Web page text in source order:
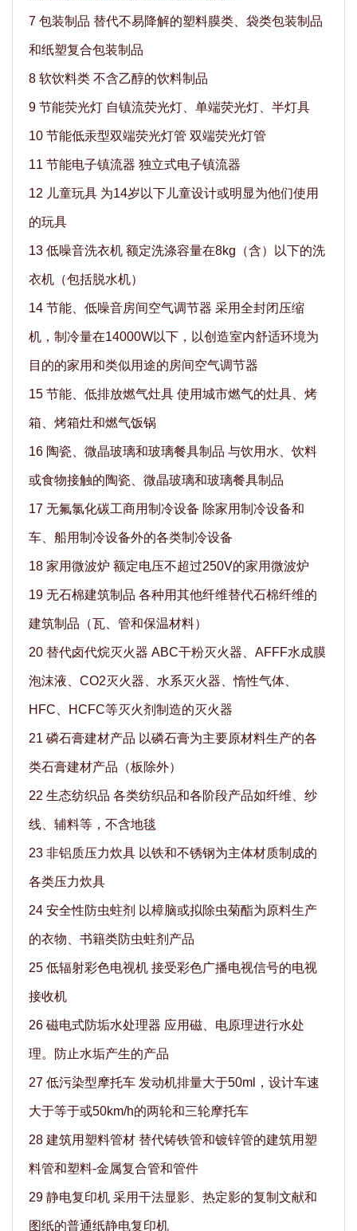
7 包装制品 替代不易降解的塑料膜类、袋类包装制品
和纸塑复合包装制品
8 软饮料类 不含乙醇的饮料制品
9 节能荧光灯 自镇流荧光灯、单端荧光灯、半灯具
10 节能低汞型双端荧光灯管 双端荧光灯管
11 节能电子镇流器 独立式电子镇流器
12 儿童玩具 为14岁以下儿童设计或明显为他们使用
的玩具
13 低噪音洗衣机 额定洗涤容量在8kg（含）以下的洗
衣机（包括脱水机）
14 节能、低噪音房间空气调节器 采用全封闭压缩
机，制冷量在14000W以下，以创造室内舒适环境为
目的的家用和类似用途的房间空气调节器
15 节能、低排放燃气灶具 使用城市燃气的灶具、烤
箱、烤箱灶和燃气饭锅
16 陶瓷、微晶玻璃和玻璃餐具制品 与饮用水、饮料
或食物接触的陶瓷、微晶玻璃和玻璃餐具制品
17 无氟氯化碳工商用制冷设备 除家用制冷设备和
车、船用制冷设备外的各类制冷设备
18 家用微波炉 额定电压不超过250V的家用微波炉
19 无石棉建筑制品 各种用其他纤维替代石棉纤维的
建筑制品（瓦、管和保温材料）
20 替代卤代烷灭火器 ABC干粉灭火器、AFFF水成膜
泡沫液、CO2灭火器、水系灭火器、惰性气体、
HFC、HCFC等灭火剂制造的灭火器
21 磷石膏建材产品 以磷石膏为主要原材料生产的各
类石膏建材产品（板除外）
22 生态纺织品 各类纺织品和各阶段产品如纤维、纱
线、辅料等，不含地毯
23 非铝质压力炊具 以铁和不锈钢为主体材质制成的
各类压力炊具
24 安全性防虫蛀剂 以樟脑或拟除虫菊酯为原料生产
的衣物、书籍类防虫蛀剂产品
25 低辐射彩色电视机 接受彩色广播电视信号的电视
接收机
26 磁电式防垢水处理器 应用磁、电原理进行水处
理。防止水垢产生的产品
27 低污染型摩托车 发动机排量大于50ml，设计车速
大于等于或50km/h的两轮和三轮摩托车
28 建筑用塑料管材 替代铸铁管和镀锌管的建筑用塑
料管和塑料-金属复合管和管件
29 静电复印机 采用干法显影、热定影的复制文献和
图纸的普通纸静电复印机